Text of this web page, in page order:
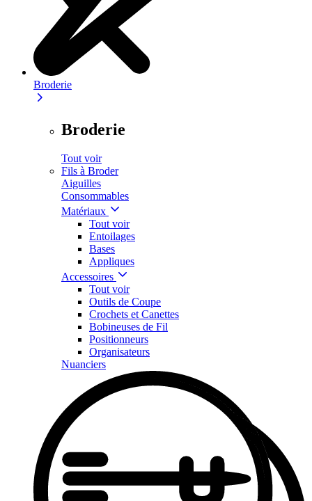
Broderie
Broderie
Tout voir
Fils à Broder
Aiguilles
Consommables
Matériaux
Tout voir
Entoilages
Bases
Appliques
Accessoires
Tout voir
Outils de Coupe
Crochets et Canettes
Bobineuses de Fil
Positionneurs
Organisateurs
Nuanciers